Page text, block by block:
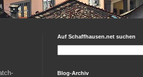
Auf Schaffhausen.net suchen
Blog-Archiv